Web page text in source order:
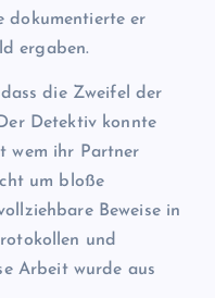
dokumentierte er
ergaben.
die Zweifel der
Detektiv konnte
wem ihr Partner
um bloße
Beweise in
und
Arbeit wurde aus